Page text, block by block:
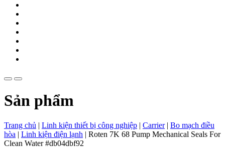
Sản phẩm
Trang chủ | Linh kiện thiết bị công nghiệp | Carrier| Bo mạch điều
hòa | Linh kiện điện lạnh | Roten 7K 68 Pump Mechanical Seals For
Clean Water #db04dbf92